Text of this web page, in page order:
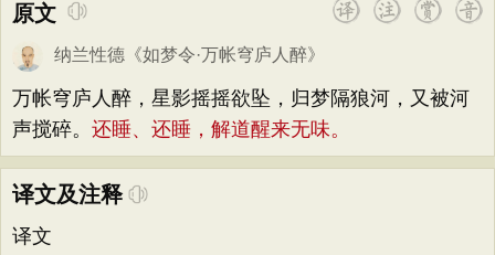
原文
纳兰性德 《如梦令·万帐穹庐人醉》
万帐穹庐人醉，星影摇摇欲坠，归梦隔狼河，又被河
声搅碎。 还睡、还睡，解道醒来无味。
译文及注释
译文